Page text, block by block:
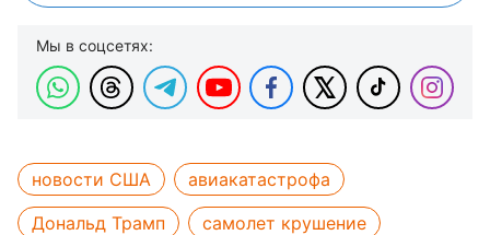
Мы в соцсетях:
новости США
авиакатастрофа
Дональд Трамп
самолет крушение